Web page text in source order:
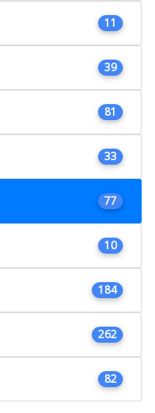
11
39
81
33
77
10
184
262
82